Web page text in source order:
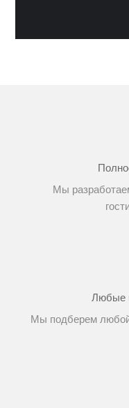
Мы
Любые
Мы подберем любой